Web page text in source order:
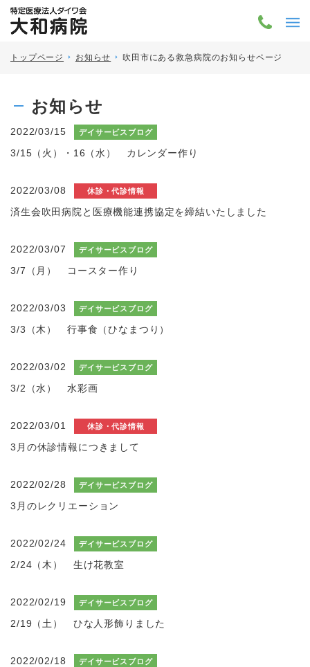
トップページ お知らせ 吹田市にある救急病院のお知らせページ
お知らせ
2022/03/15 デイサービスブログ
3/15（火）・16（水） カレンダー作り
2022/03/08 休診・代診情報
済生会吹田病院と医療機能連携協定を締結いたしました
2022/03/07 デイサービスブログ
3/7（月） コースター作り
2022/03/03 デイサービスブログ
3/3（木） 行事食（ひなまつり）
2022/03/02 デイサービスブログ
3/2（水） 水彩画
2022/03/01 休診・代診情報
3月の休診情報につきまして
2022/02/28 デイサービスブログ
3月のレクリエーション
2022/02/24 デイサービスブログ
2/24（木） 生け花教室
2022/02/19 デイサービスブログ
2/19（土） ひな人形飾りました
2022/02/18 デイサービスブログ